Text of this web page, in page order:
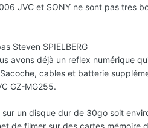
JVC et SONY ne sont pas tres
Steven SPIELBERG
avons déjà un reflex numérique
cables et batterie
GZ-MG255.
un disque dur de 30go soit